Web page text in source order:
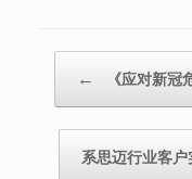
← 《应对新冠
系思迈行业客